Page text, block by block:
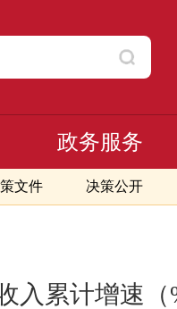
文件 决策公开
政务服务
入累计增速（